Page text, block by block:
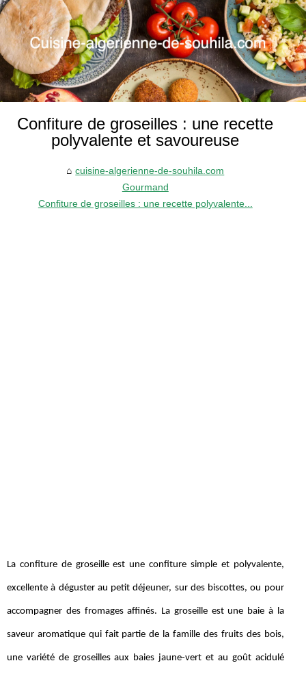
Confiture de groseilles : une recette
polyvalente et savoureuse
cuisine-algerienne-de-souhila.com
Gourmand
Confiture de groseilles : une recette polyvalente...
La confiture de groseille est une confiture simple et polyvalente,
excellente à déguster au petit déjeuner, sur des biscottes, ou pour
accompagner des fromages affinés. La groseille est une baie à la
saveur aromatique qui fait partie de la famille des fruits des bois,
une variété de groseilles aux baies jaune-vert et au goût acidulé